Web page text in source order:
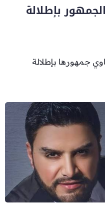
بإطلالة
جمهورها بإطلالة